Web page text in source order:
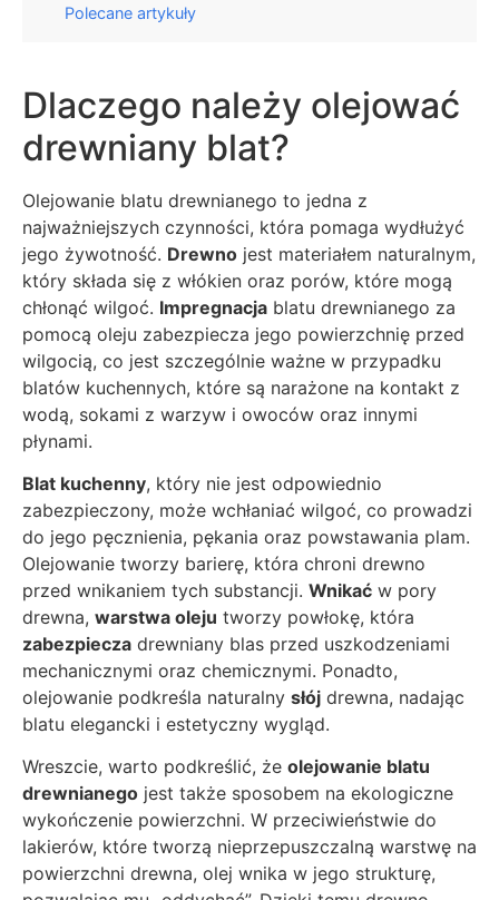
Polecane artykuły
Dlaczego należy olejować
drewniany blat?
Olejowanie blatu drewnianego to jedna z
najważniejszych czynności, która pomaga wydłużyć
jego żywotność. Drewno jest materiałem naturalnym,
który składa się z włókien oraz porów, które mogą
chłonąć wilgoć. Impregnacja blatu drewnianego za
pomocą oleju zabezpiecza jego powierzchnię przed
wilgocią, co jest szczególnie ważne w przypadku
blatów kuchennych, które są narażone na kontakt z
wodą, sokami z warzyw i owoców oraz innymi
płynami.
Blat kuchenny, który nie jest odpowiednio
zabezpieczony, może wchłaniać wilgoć, co prowadzi
do jego pęcznienia, pękania oraz powstawania plam.
Olejowanie tworzy barierę, która chroni drewno
przed wnikaniem tych substancji. Wnikać w pory
drewna, warstwa oleju tworzy powłokę, która
zabezpiecza drewniany blas przed uszkodzeniami
mechanicznymi oraz chemicznymi. Ponadto,
olejowanie podkreśla naturalny słój drewna, nadając
blatu elegancki i estetyczny wygląd.
Wreszcie, warto podkreślić, że olejowanie blatu
drewnianego jest także sposobem na ekologiczne
wykończenie powierzchni. W przeciwieństwie do
lakierów, które tworzą nieprzepuszczalną warstwę na
powierzchni drewna, olej wnika w jego strukturę,